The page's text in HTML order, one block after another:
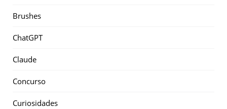
Brushes
ChatGPT
Claude
Concurso
Curiosidades